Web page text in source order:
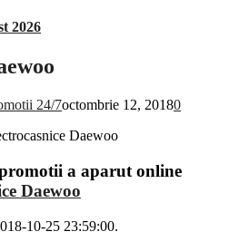
2026
24/7octombrie 12, 20180
a aparut online
Daewoo
10-25 23:59:00.